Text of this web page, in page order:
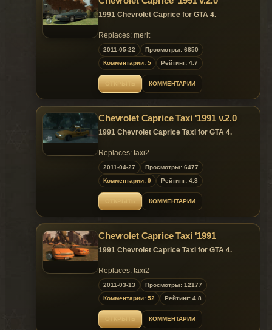
1991 Chevrolet Caprice for GTA 4.
Replaces: merit
2011-05-22
Просмотры: 6850
Комментарии: 5
Рейтинг: 4.7
КОММЕНТАРИИ
Chevrolet Caprice Taxi '1991 v.2.0
1991 Chevrolet Caprice Taxi for GTA 4.
Replaces: taxi2
2011-04-27
Просмотры: 6477
Комментарии: 9
Рейтинг: 4.8
КОММЕНТАРИИ
Chevrolet Caprice Taxi '1991
1991 Chevrolet Caprice Taxi for GTA 4.
Replaces: taxi2
2011-03-13
Просмотры: 12177
Комментарии: 52
Рейтинг: 4.8
КОММЕНТАРИИ